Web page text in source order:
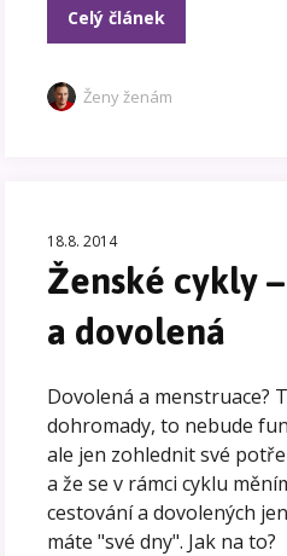
Celý článek
Ženy ženám
18.8. 2014
Ženské cykly
a dovolená
Dovolená a menstruace?
dohromady, to nebude
ale jen zohlednit své
a že se v rámci cyklu
cestování a dovolených
máte "své dny". Jak na to?